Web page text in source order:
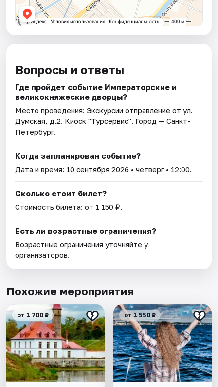
Вопросы и ответы
Где пройдет событие Императорские и
великокняжеские дворцы?
Место проведения:Экскурсии отправление от ул.
Думская, д.2. Киоск "Турсервис". Город — Санкт-
Петербург.
Когда запланирован событие?
Дата и время: 10 сентября 2026 • четверг • 12:00.
Сколько стоит билет?
Стоимость билета: от 1 150 ₽.
Есть ли возрастные ограничения?
Возрастные ограничения уточняйте у
организаторов.
Похожие мероприятия
от 1 700 ₽ от 1 550 ₽